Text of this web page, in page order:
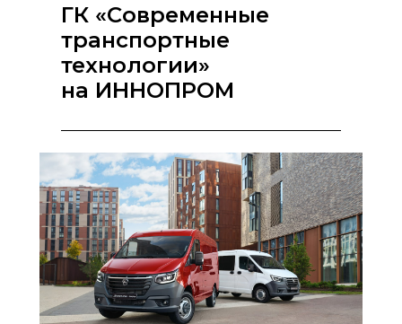
ГК «Современные
транспортные
технологии»
на ИННОПРОМ